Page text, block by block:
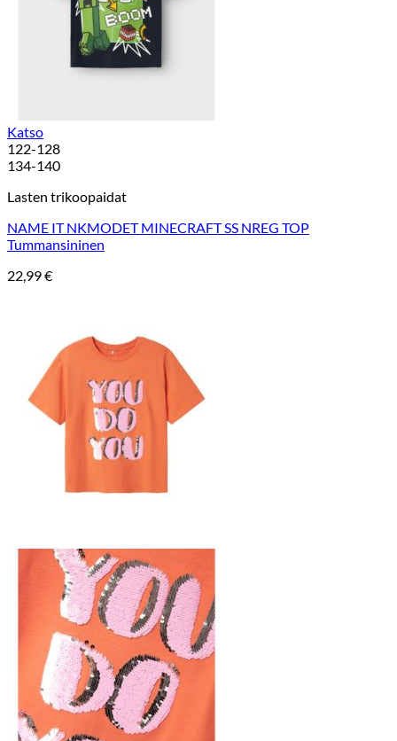
Katso
122-128
134-140
Lasten trikoopaidat
NAME IT NKMODET MINECRAFT SS NREG TOP
Tummansininen
22,99€